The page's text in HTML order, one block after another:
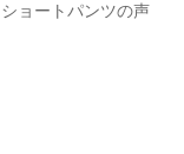
ョートパンツの声